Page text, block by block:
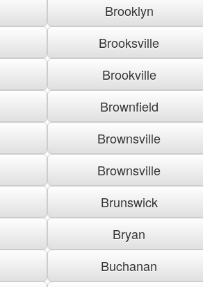
Brooklyn
Brooksville
Brookville
Brownfield
Brownsville
Brownsville
Brunswick
Bryan
Buchanan